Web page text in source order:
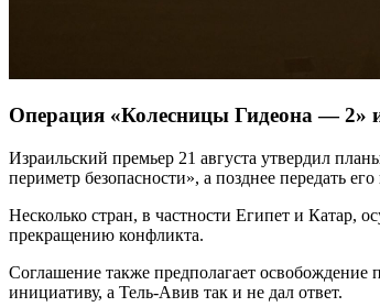
Операция «Колесницы Гидеона — 2» и
Израильский премьер 21 августа утвердил
периметр безопасности», а позднее передать
Несколько стран, в частности Египет и Катар,
прекращению конфликта.
Соглашение также предполагает
инициативу, а Тель-Авив так и не дал ответ.